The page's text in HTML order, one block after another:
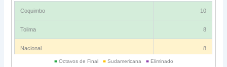
Coquimbo 10
Tolima 8
Nacional 8
■Octavos de Final ■Sudamericana ■Eliminado